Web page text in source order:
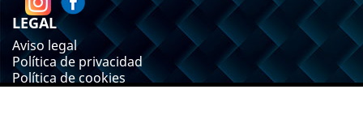
LEGAL
Aviso legal
Política de privacidad
Política de cookies